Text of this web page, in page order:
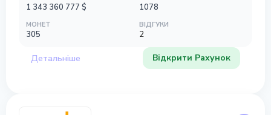
1 343 360 777 $ 1078
МОНЕТ
305
ВІДГУКИ
2
Детальніше Відкрити Рахунок